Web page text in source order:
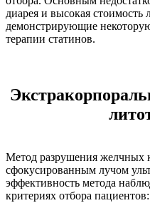
диарея и высокая стоимость
демонстрирующие
терапии статинов.
Метод разрушения желчных
сфокусированным лучом
эффективность метода
критериях отбора пациентов: